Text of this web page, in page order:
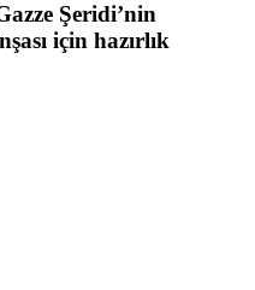
Şeridi’nin
için hazırlık